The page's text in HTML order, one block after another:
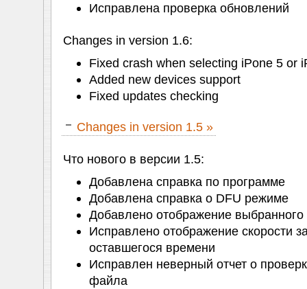
Исправлена проверка обновлений
Changes in version 1.6:
Fixed crash when selecting iPone 5 or
Added new devices support
Fixed updates checking
Changes in version 1.5 »
Что нового в версии 1.5:
Добавлена справка по программе
Добавлена справка о DFU режиме
Добавлено отображение выбранного
Исправлено отображение скорости
оставшегося времени
Исправлен неверный отчет о
файла